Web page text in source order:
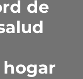
de
hogar